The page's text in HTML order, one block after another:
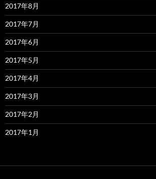
2017年8月
2017年7月
2017年6月
2017年5月
2017年4月
2017年3月
2017年2月
2017年1月